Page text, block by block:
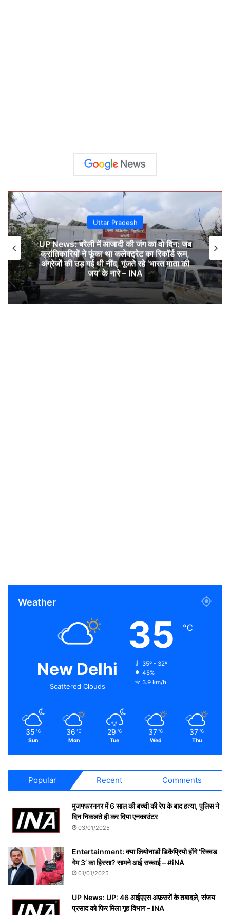
Uttar Pradesh
UP News: बरेली में आजादी की जंग का वो दिन: जब
क्रांतिकारियों ने फूंका था कलेक्ट्रेट का रिकॉर्ड रूम,
अंग्रेजों की उड़ गई थी नींद, गूंजते रहे ‘भारत माता की
जय’ के नारे – INA
Weather
New Delhi
Scattered Clouds
35 ℃
35º - 32º
45%
3.9 km/h
35 ℃
Sun
36 ℃
Mon
29 ℃
Tue
37 ℃
Wed
37 ℃
Thu
Popular Recent Comments
मुजफ्फरनगर में 6 साल की बच्ची की रेप के बाद हत्या, पुलिस ने
दिन निकलते ही कर दिया एनकाउंटर
03/01/2025
Entertainment: क्या लियोनार्डो डिकैप्रियो होंगे ‘स्क्विड
गेम 3’ का हिस्सा? सामने आई सच्चाई – #iNA
01/01/2025
UP News: UP: 46 आईएएस अफ़सरों के तबादले, संजय
प्रसाद को फिर मिला गृह विभाग – INA